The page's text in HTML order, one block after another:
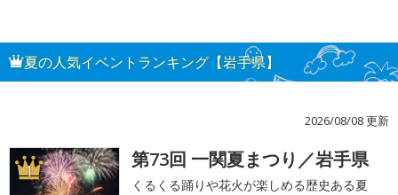
夏の人気イベントランキング【岩手県】
2026/08/08 更新
1 第73回 一関夏まつり／岩手県
くるくる踊りや花火が楽しめる歴史ある夏